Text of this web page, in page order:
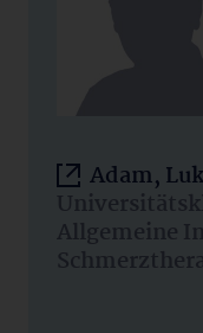
Adam,
Allgemeine